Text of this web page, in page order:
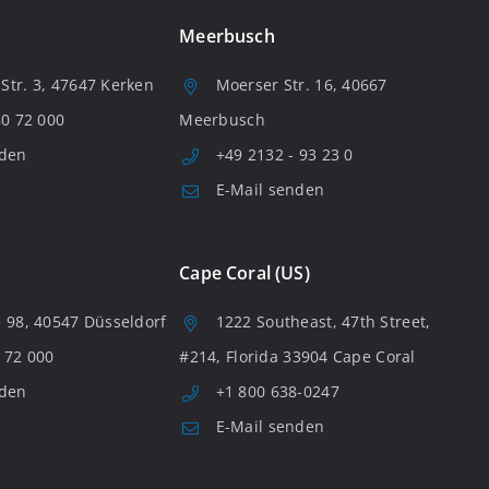
3, 47647 Kerken
72 000
Meerbusch
Moerser Str. 16, 40667
Meerbusch
+49 2132 - 93 23 0
E-Mail senden
98, 40547 Düsseldorf
000
Cape Coral (US)
1222 Southeast, 47th Street,
#214, Florida 33904 Cape Coral
+1 800 638-0247
E-Mail senden